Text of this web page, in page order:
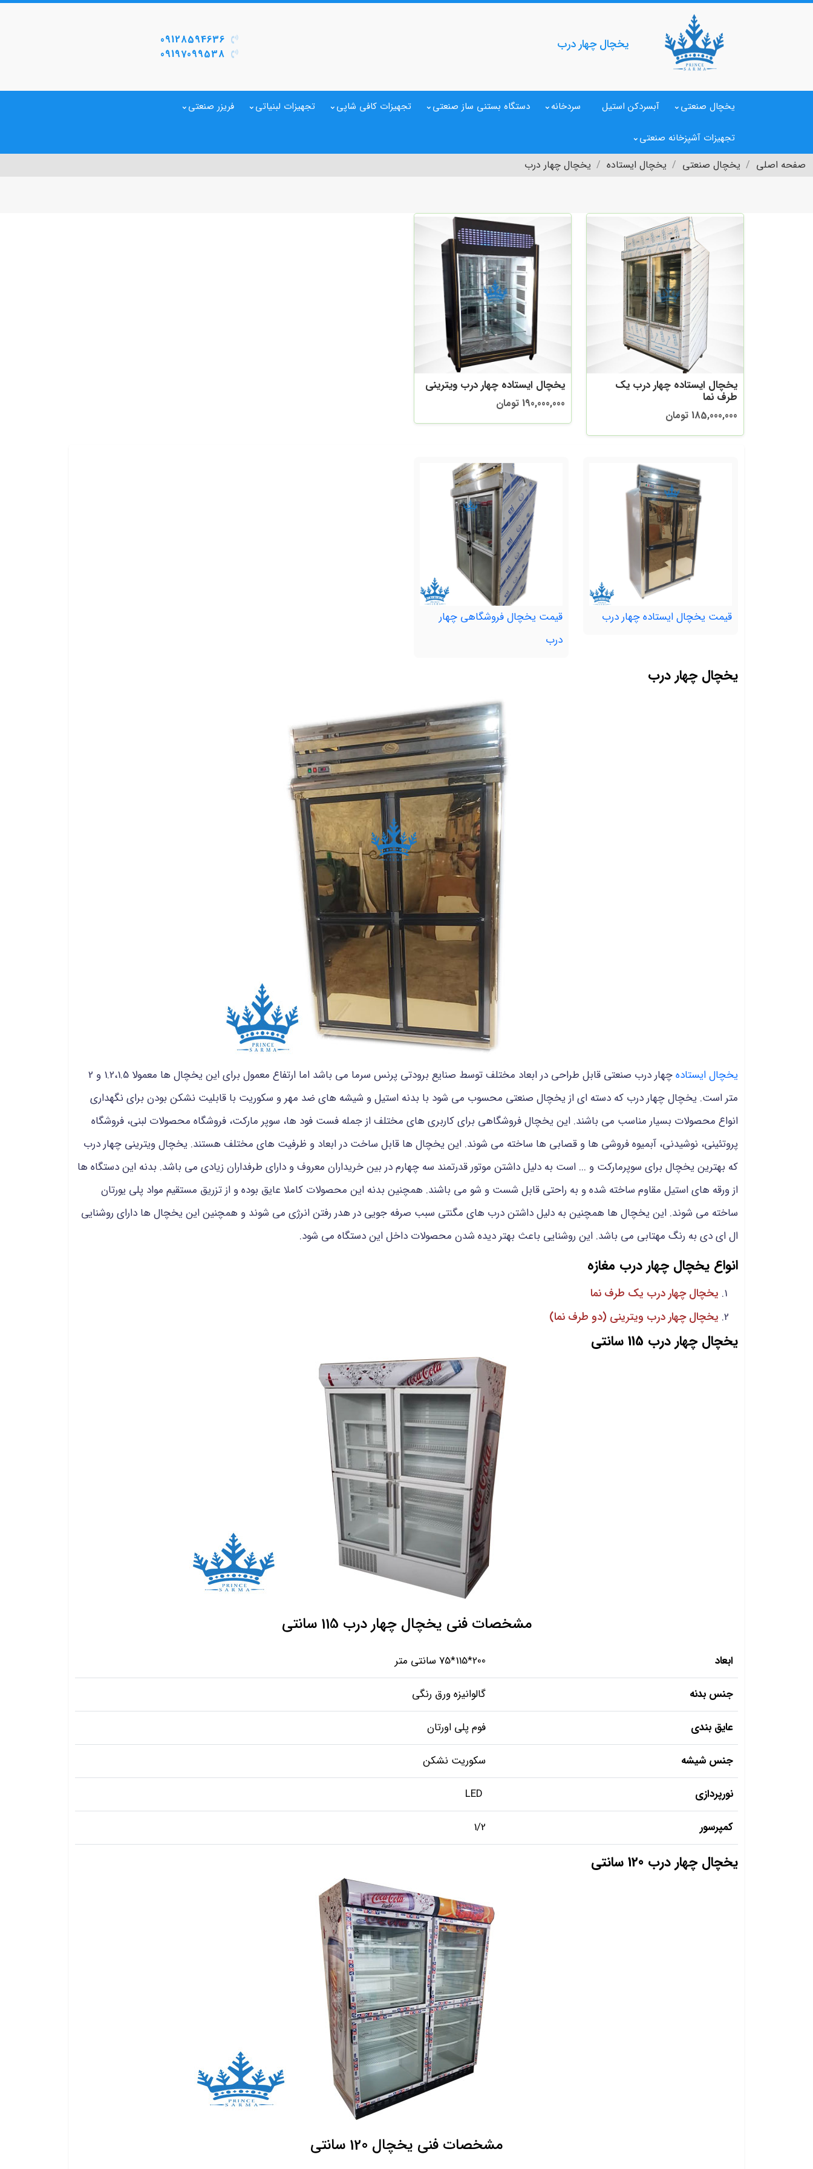
یخچال چهار درب
09128594636
09197099538
یخچال صنعتی آبسردکن استیل سردخانه دستگاه بستنی ساز صنعتی تجهیزات کافی شاپی تجهیزات لبنیاتی فریزر صنعتی
تجهیزات آشپزخانه صنعتی
صفحه اصلی یخچال صنعتی یخچال ایستاده یخچال چهار درب
یخچال ایستاده چهار درب یک
طرف نما
185,000,000 تومان
یخچال ایستاده چهار درب ویترینی
190,000,000 تومان
قیمت یخچال ایستاده چهار درب
قیمت یخچال فروشگاهی چهار
درب
یخچال چهار درب
یخچال ایستاده
چهار درب صنعتی قابل طراحی در ابعاد مختلف توسط صنایع برودتی پرنس سرما می باشد اما ارتفاع معمول برای این یخچال ها معمولا 1.2،1.5 و 2
متر است. یخچال چهار درب که دسته ای از یخچال صنعتی محسوب می شود با بدنه استیل و شیشه های ضد مهر و سکوریت با قابلیت نشکن بودن برای نگهداری
انواع محصولات بسیار مناسب می باشند. این یخچال فروشگاهی برای کاربری های مختلف از جمله فست فود ها، سوپر مارکت، فروشگاه محصولات لبنی، فروشگاه
پروتئینی، نوشیدنی، آبمیوه فروشی ها و قصابی ها ساخته می شوند. این یخچال ها قابل ساخت در ابعاد و ظرفیت های مختلف هستند. یخچال ویترینی چهار درب
که بهترین یخچال برای سوپرمارکت و ... است به دلیل داشتن موتور قدرتمند سه چهارم در بین خریداران معروف و دارای طرفداران زیادی می باشد. بدنه این دستگاه ها
از ورقه های استیل مقاوم ساخته شده و به راحتی قابل شست و شو می باشند. همچنین بدنه این محصولات کاملا عایق بوده و از تزریق مستقیم مواد پلی یورتان
ساخته می شوند. این یخچال ها همچنین به دلیل داشتن درب های مگنتی سبب صرفه جویی در هدر رفتن انرژی می شوند و همچنین این یخچال ها دارای روشنایی
ال ای دی به رنگ مهتابی می باشد. این روشنایی باعث بهتر دیده شدن محصولات داخل این دستگاه می شود.
انواع یخچال چهار درب مغازه
یخچال چهار درب یک طرف نما
یخچال چهار درب ویترینی (دو طرف نما)
یخچال چهار درب 115 سانتی
مشخصات فنی یخچال چهار درب 115 سانتی
ابعاد 200*115*75 سانتی متر
جنس بدنه گالوانیزه ورق رنگی
عایق بندی فوم پلی اورتان
جنس شیشه سکوریت نشکن
نورپردازی
کمپرسور 1/2
یخچال چهار درب 120 سانتی
مشخصات فنی یخچال 120 سانتی